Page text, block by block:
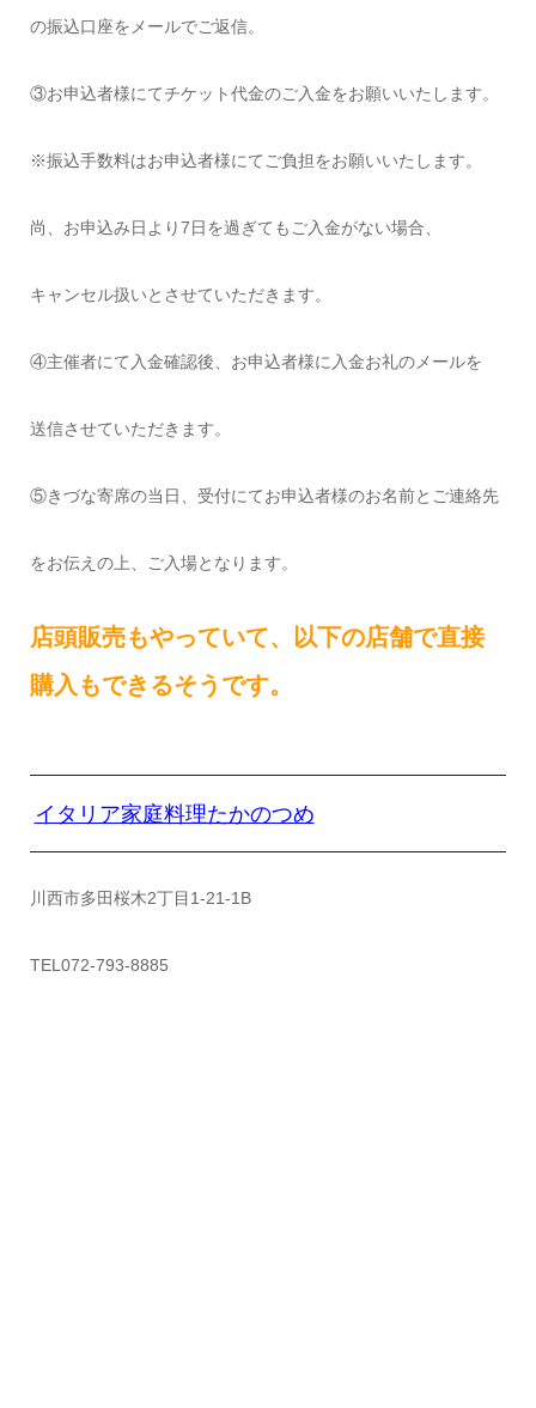
の振込口座をメールでご返信。
③お申込者様にてチケット代金のご入金をお願いいたします。
※振込手数料はお申込者様にてご負担をお願いいたします。
尚、お申込み日より7日を過ぎてもご入金がない場合、
キャンセル扱いとさせていただきます。
④主催者にて入金確認後、お申込者様に入金お礼のメールを
送信させていただきます。
⑤きづな寄席の当日、受付にてお申込者様のお名前とご連絡先
をお伝えの上、ご入場となります。
店頭販売もやっていて、以下の店舗で直接
購入もできるそうです。
イタリア家庭料理たかのつめ
川西市多田桜木2丁目1-21-1B
TEL072-793-8885